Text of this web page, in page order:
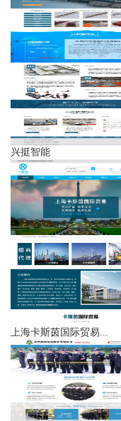
兴挺智能
上海卡斯茵国际贸易...